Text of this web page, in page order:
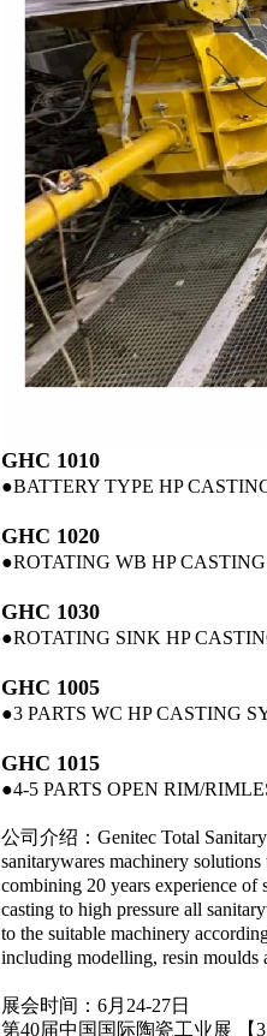
GHC 1010
●BATTERY TYPE HP
GHC 1020
●ROTATING WB HP
GHC 1030
●ROTATING SINK HP
GHC 1005
●3 PARTS WC HP CASTING
GHC 1015
●4-5 PARTS OPEN RIM/
公司介绍：Genitec Total
sanitarywares machinery
combining 20 years experience
casting to high pressure all
to the suitable machinery
including modelling, resin moulds
展会时间：6月24-27日
第40届中国国际陶瓷工业展 【